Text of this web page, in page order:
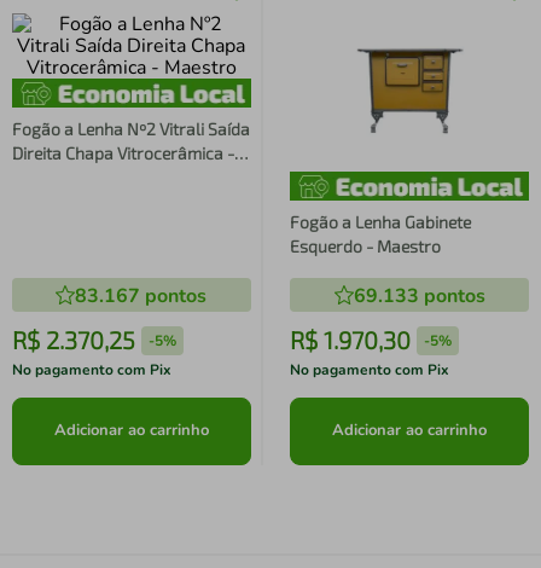
Fogão a Lenha Nº2 Vitrali Saída
Direita Chapa Vitrocerâmica -
83.167 pontos
R$ 2.370,25 -5%
No pagamento com Pix
Adicionar ao carrinho
Fogão a Lenha Gabinete
Esquerdo - Maestro
69.133 pontos
R$ 1.970,30 -5%
No pagamento com Pix
Adicionar ao carrinho